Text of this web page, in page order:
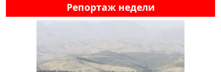
Репортаж недели